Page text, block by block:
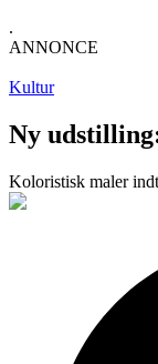
.
ANNONCE
Kultur
Ny
Koloristisk maler